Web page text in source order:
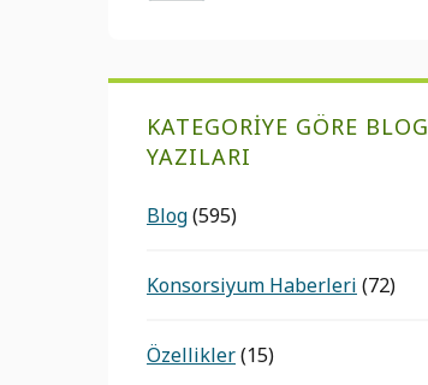
KATEGORIYE GÖRE BLOG
YAZILARI
Blog(595)
Konsorsiyum Haberleri (72)
Özellikler(15)